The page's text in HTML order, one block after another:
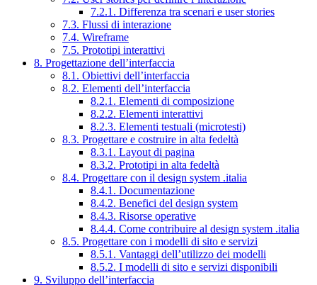
7.2.1. Differenza tra scenari e user stories
7.3. Flussi di interazione
7.4. Wireframe
7.5. Prototipi interattivi
8. Progettazione dell’interfaccia
8.1. Obiettivi dell’interfaccia
8.2. Elementi dell’interfaccia
8.2.1. Elementi di composizione
8.2.2. Elementi interattivi
8.2.3. Elementi testuali (microtesti)
8.3. Progettare e costruire in alta fedeltà
8.3.1. Layout di pagina
8.3.2. Prototipi in alta fedeltà
8.4. Progettare con il design system .italia
8.4.1. Documentazione
8.4.2. Benefici del design system
8.4.3. Risorse operative
8.4.4. Come contribuire al design system .italia
8.5. Progettare con i modelli di sito e servizi
8.5.1. Vantaggi dell’utilizzo dei modelli
8.5.2. I modelli di sito e servizi disponibili
9. Sviluppo dell’interfaccia